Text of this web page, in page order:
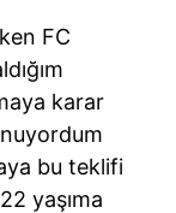
FC
karar
bu teklifi
yaşıma